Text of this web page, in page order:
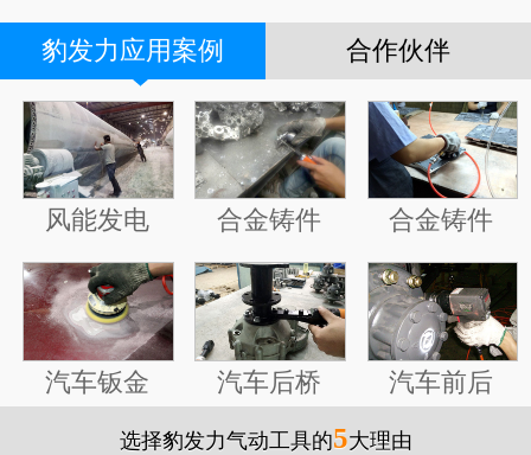
豹发力应用案例 合作伙伴
风能发电 合金铸件 合金铸件
汽车钣金 汽车后桥 汽车前后
选择豹发力气动工具的5大理由